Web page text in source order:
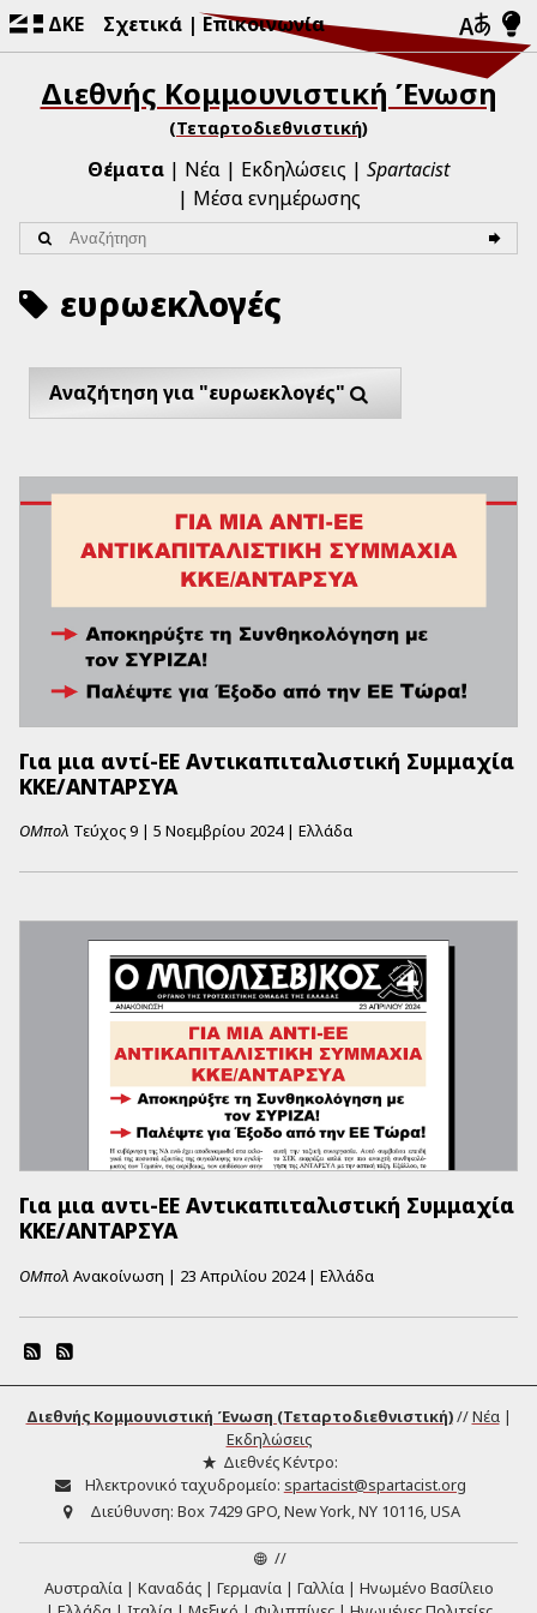
ΔΚΕ Σχετικά Επικοινωνία
Διεθνής Κομμουνιστική Ένωση
(Τεταρτοδιεθνιστική)
Θέματα Νέα Εκδηλώσεις
Spartacist
Μέσα ενημέρωσης
ευρωεκλογές
Αναζήτηση για "ευρωεκλογές"
Για μια αντί-ΕΕ Αντικαπιταλιστική Συμμαχία
ΚΚΕ/ΑΝΤΑΡΣΥΑ
ΟΜπολ Τεύχος9 | 5 Νοεμβρίου 2024 | Ελλάδα
Για μια αντι-ΕΕ Αντικαπιταλιστική Συμμαχία
ΚΚΕ/ΑΝΤΑΡΣΥΑ
ΟΜπολ Ανακοίνωση | 23 Απριλίου 2024 | Ελλάδα
Διεθνής Κομμουνιστική Ένωση (Τεταρτοδιεθνιστική)//Νέα |
Εκδηλώσεις
Διεθνές Κέντρο:
Ηλεκτρονικό ταχυδρομείο: spartacist@spartacist.org
Διεύθυνση: Box 7429 GPO, New York, NY 10116, USA
//
Αυστραλία
Καναδάς Γερμανία Γαλλία
Ηνωμένο Βασίλειο